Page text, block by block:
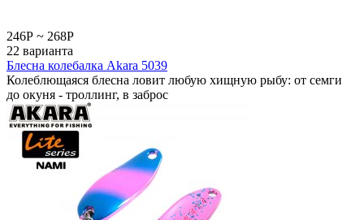
246Р ~ 268Р
22 варианта
Блесна колебалка Akara 5039
Колеблющаяся блесна ловит любую хищную рыбу: от семги
до окуня - троллинг, в заброс